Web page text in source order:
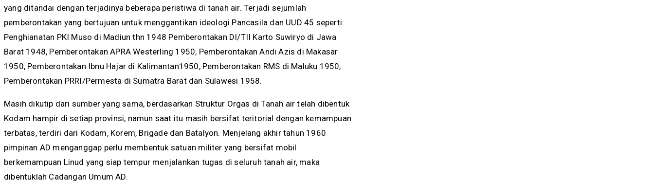
yang ditandai dengan terjadinya beberapa peristiwa di tanah air. Terjadi sejumlah
pemberontakan yang bertujuan untuk menggantikan ideologi Pancasila dan UUD 45 seperti:
Penghianatan PKI Muso di Madiun thn 1948 Pemberontakan DI/TII Karto Suwiryo di Jawa
Barat 1948, Pemberontakan APRA Westerling 1950, Pemberontakan Andi Azis di Makasar
1950, Pemberontakan Ibnu Hajar di Kalimantan1950, Pemberontakan RMS di Maluku 1950,
Pemberontakan PRRI/Permesta di Sumatra Barat dan Sulawesi 1958.
Masih dikutip dari sumber yang sama, berdasarkan Struktur Orgas di Tanah air telah dibentuk
Kodam hampir di setiap provinsi, namun saat itu masih bersifat teritorial dengan kemampuan
terbatas, terdiri dari Kodam, Korem, Brigade dan Batalyon. Menjelang akhir tahun 1960
pimpinan AD menganggap perlu membentuk satuan militer yang bersifat mobil
berkemampuan Linud yang siap tempur menjalankan tugas di seluruh tanah air, maka
dibentuklah Cadangan Umum AD.